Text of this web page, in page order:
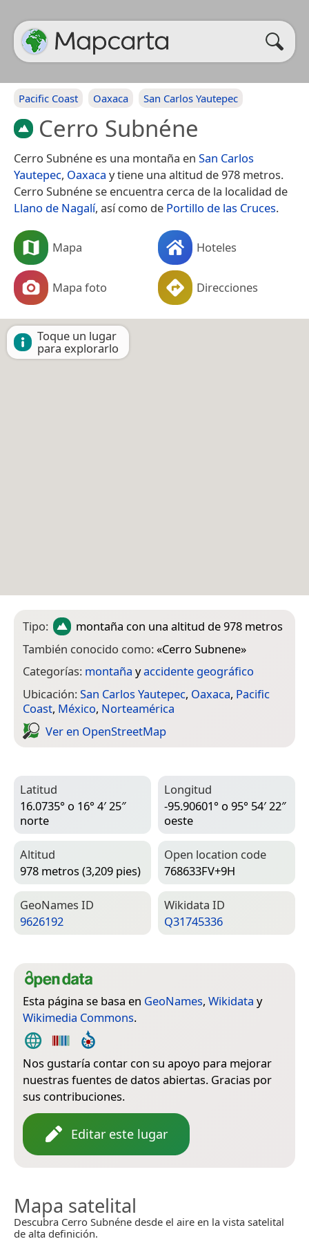
Pacific Coast Oaxaca San Carlos Yautepec
Cerro Subnéne
Cerro Subnéne es una montaña en San Carlos
Yautepec, Oaxaca y tiene una altitud de 978 metros.
Cerro Subnéne se encuentra cerca de la localidad de
Llano de Nagalí, así como de Portillo de las Cruces.
Mapa Hoteles
Mapa foto Direcciones
Toque un lugar
para explorarlo
Tipo: montaña con una altitud de 978 metros
También conocido como:«Cerro Subnene»
Categorías: montaña yaccidente geográfico
Ubicación:San Carlos Yautepec, Oaxaca, Pacific
Coast, México, Norteamérica
Ver en Open­Street­Map
Latitud
16.0735° o 16° 4′ 25″
norte
Longitud
-95.90601° o 95° 54′ 22″
oeste
Altitud
978 metros (3,209 pies)
Open location code
768633FV+9H
Geo­Names ID
9626192
Wiki­data ID
Q31745336
Esta página se basa en GeoNames, Wikidata y
Wikimedia Commons.
Nos gustaría contar con su apoyo para mejorar
nuestras fuentes de datos abiertas. Gracias por
sus contribuciones.
Editar este lugar
Mapa satelital
Descubra Cerro Subnéne desde el aire en la vista satelital
de alta definición.